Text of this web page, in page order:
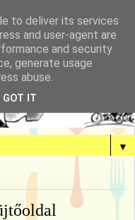
▼
to deliver its services
and user-agent are
and security
generate usage
abuse.
GOT IT